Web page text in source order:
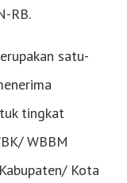
RB.
satu-
tingkat
WBBM
Kota